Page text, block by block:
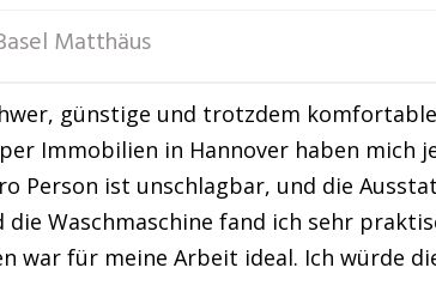
Matthäus
günstige und trotzdem
Immobilien in Hannover haben mich
Person ist unschlagbar, und die
die Waschmaschine fand ich sehr
war für meine Arbeit ideal. Ich würde